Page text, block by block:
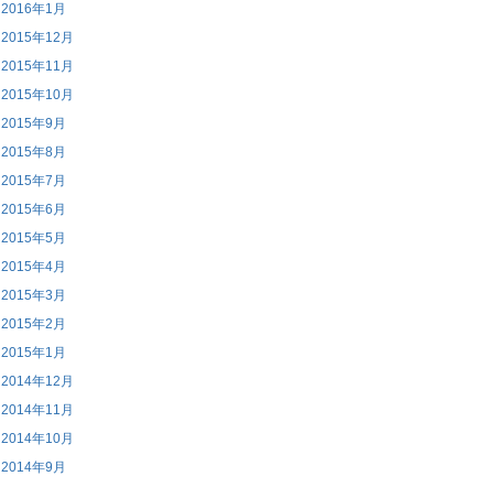
2016年1月
2015年12月
2015年11月
2015年10月
2015年9月
2015年8月
2015年7月
2015年6月
2015年5月
2015年4月
2015年3月
2015年2月
2015年1月
2014年12月
2014年11月
2014年10月
2014年9月